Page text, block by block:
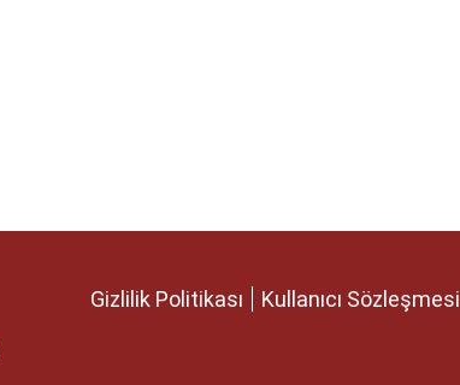
Gizlilik Politikası Kullanıcı Sözleşmesi